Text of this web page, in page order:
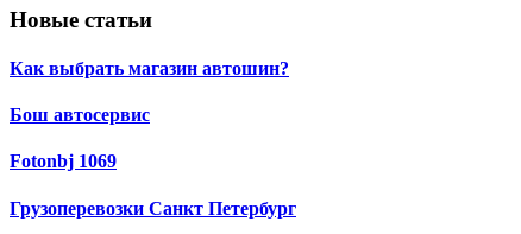
Новые статьи
Как выбрать магазин автошин?
Бош автосервис
Fotonbj 1069
Грузоперевозки Санкт Петербург